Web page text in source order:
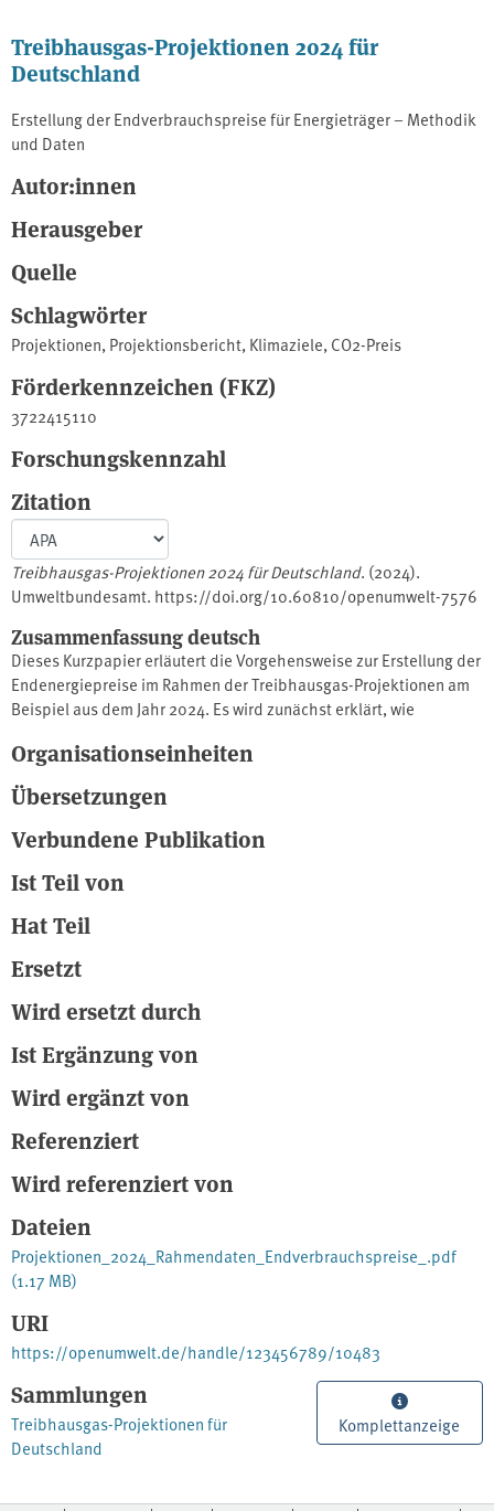
Treibhausgas-Projektionen 2024 für
Deutschland
Erstellung der Endverbrauchspreise für Energieträger – Methodik
und Daten
Autor:innen
Herausgeber
Quelle
Schlagwörter
Projektionen,Projektionsbericht,Klimaziele,CO2-Preis
Förderkennzeichen (FKZ)
3722415110
Forschungskennzahl
Zitation
Treibhausgas-Projektionen 2024 für Deutschland. (2024).
Umweltbundesamt. https://doi.org/10.60810/openumwelt-7576
Zusammenfassung deutsch
Dieses Kurzpapier erläutert die Vorgehensweise zur Erstellung der
Endenergiepreise im Rahmen der Treibhausgas-Projektionen am
Beispiel aus dem Jahr 2024. Es wird zunächst erklärt, wie
ermittelt werden. Zudem wird dargestellt, wie die Belastung
unterschiedlicher Endverbrauchergruppen durch den CO2-Preis
des nationalen Emissionshandels und des späteren EU-ETS2
erfolgt. Abschließend werden weitere Annahmen erläutert.
Anhand des Projektionsberichts 2024 werden anschließend die
spezifischen Maßnahmen und deren Umsetzung mit
Organisationseinheiten
Übersetzungen
Verbundene Publikation
Ist Teil von
Hat Teil
Ersetzt
Wird ersetzt durch
Ist Ergänzung von
Wird ergänzt von
Referenziert
Wird referenziert von
Dateien
Projektionen_2024_Rahmendaten_Endverbrauchspreise_.pdf
(1.17 MB)
URI
https://openumwelt.de/handle/123456789/10483
Sammlungen
Treibhausgas-Projektionen für
Deutschland
Komplettanzeige